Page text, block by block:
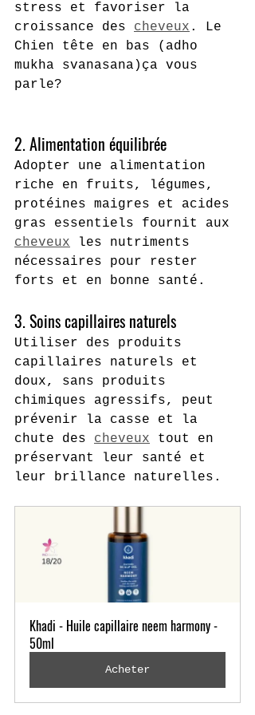
stress et favoriser la
croissance des cheveux . Le
Chien tête en bas (adho
mukha svanasana)ça vous
parle?
2. Alimentation équilibrée
Adopter une alimentation
riche en fruits, légumes,
protéines maigres et acides
gras essentiels fournit aux
cheveux les nutriments
nécessaires pour rester
forts et en bonne santé.
3. Soins capillaires naturels
Utiliser des produits
capillaires naturels et
doux, sans produits
chimiques agressifs, peut
prévenir la casse et la
chute des cheveux tout en
préservant leur santé et
leur brillance naturelles.
Khadi - Huile capillaire neem harmony -
50ml
Acheter